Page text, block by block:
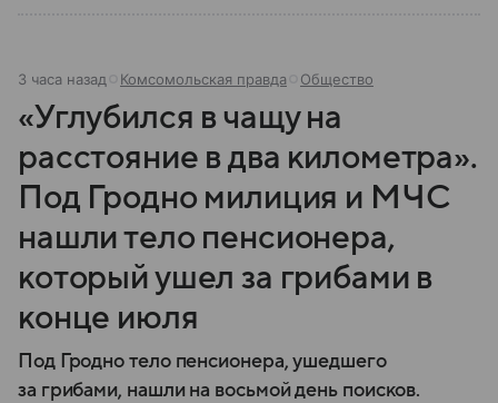
3 часа назад Комсомольская правда Общество
«Углубился в чащу на
расстояние в два километра».
Под Гродно милиция и МЧС
нашли тело пенсионера,
который ушел за грибами в
конце июля
Под Гродно тело пенсионера, ушедшего
за грибами, нашли на восьмой день поисков.